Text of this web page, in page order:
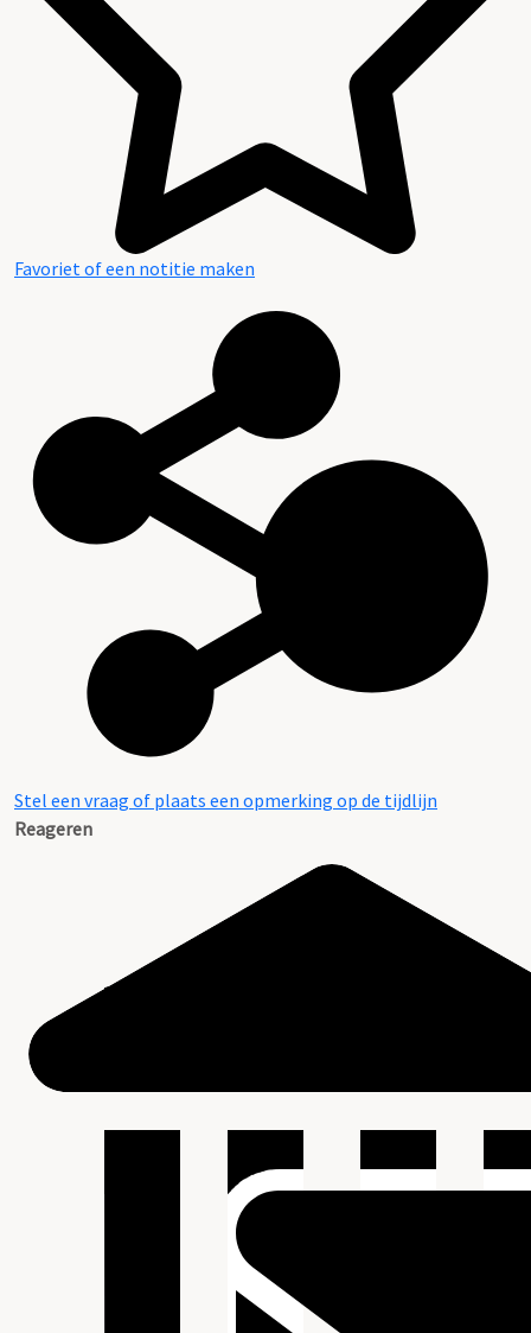
Favoriet of een notitie maken
Stel een vraag of plaats een opmerking op de tijdlijn
Reageren